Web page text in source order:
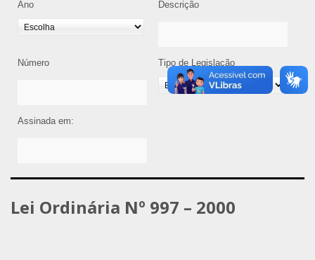
Ano Descrição
Número Tipo de Legislação
Assinada em:
Lei Ordinária Nº 997 – 2000